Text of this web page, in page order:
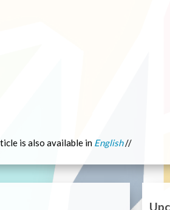
is also available in English//